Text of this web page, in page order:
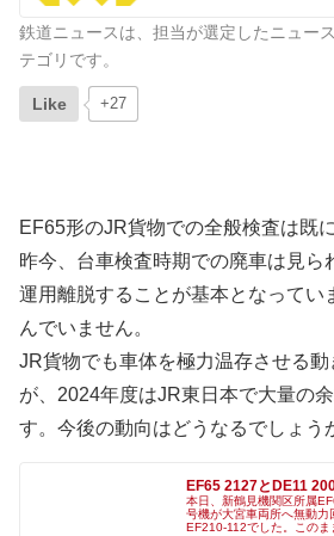
鉄道ニュースは、担当が選定したニュー
テゴリです。
Like +27
EF65形のJR貨物での全般検査は既
昨今、台車検査時期での廃車は見ら
運用離脱することが基本となってい
んでいません。
JR貨物でも車体を極力温存させる
が、2024年度はJR東日本で大量の
す。今後の動向はどうなるでしょう
EF65 2127とDE11
本日、新鶴見機関区所属
号機が大宮車両所へ無動力
EF210-112でした。このま